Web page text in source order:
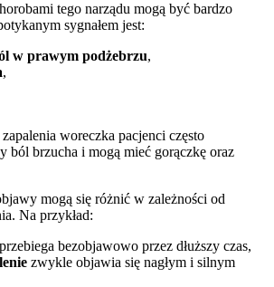
tego narządu mogą być bardzo
sygnałem jest:
w prawym podżebrzu,
,
woreczka pacjenci często
ból brzucha i mogą mieć gorączkę oraz
mogą się różnić w zależności od
Na przykład:
bezobjawowo przez dłuższy czas,
zwykle objawia się nagłym i silnym